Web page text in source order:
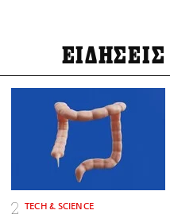
ΕΙΔΗΣΕΙΣ
ΤECH & SCIENCE